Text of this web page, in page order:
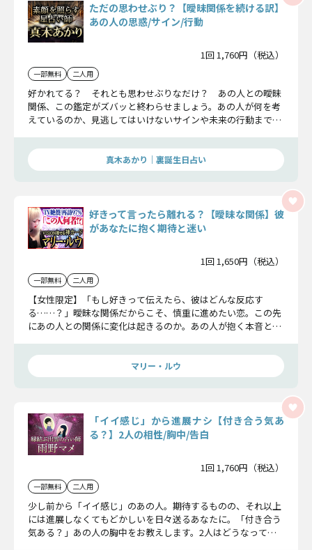
ただの思わせぶり？【曖昧関係を続ける訳】
あの人の思惑/サイン/行動
1回 1,760円（税込）
一部無料 二人用
好かれてる？ それとも思わせぶりなだけ？ あの人との曖昧
関係、この鑑定がズバッと終わらせましょう。あの人が何を考
えているのか、見逃してはいけないサインや未来の行動まで、
真木あかり｜裏誕生日占い
好きって言ったら離れる？【曖昧な関係】彼
があなたに抱く期待と迷い
1回 1,650円（税込）
一部無料 二人用
【女性限定】「もし好きって伝えたら、彼はどんな反応す
る……？」曖昧な関係だからこそ、慎重に進めたい恋。この先
にあの人との関係に変化は起きるのか。あの人が抱く本音と真
マリー・ルウ
「イイ感じ」から進展ナシ【付き合う気あ
る？】2人の相性/胸中/告白
1回 1,760円（税込）
一部無料 二人用
少し前から「イイ感じ」のあの人。期待するものの、それ以上
には進展しなくてもどかしいを日々送るあなたに。「付き合う
気ある？」あの人の胸中をお教えします。2人はどうなってい